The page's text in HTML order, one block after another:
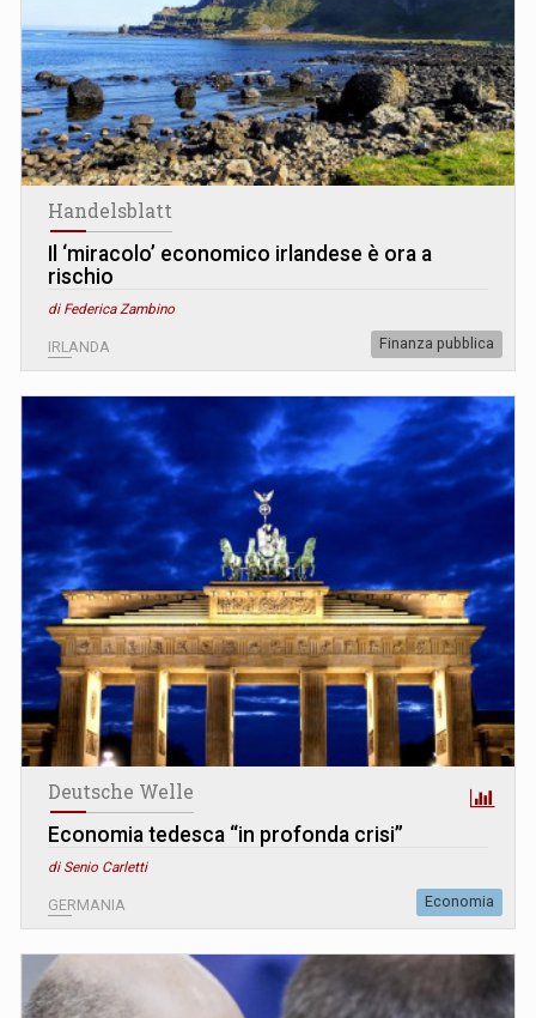
Handelsblatt
Il ‘miracolo’ economico irlandese è ora a
rischio
di Federica Zambino
IRLANDA Finanza pubblica
Deutsche Welle
Economia tedesca “in profonda crisi”
di Senio Carletti
GERMANIA Economia